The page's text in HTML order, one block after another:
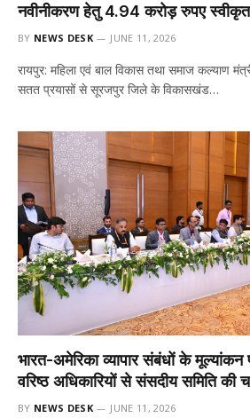
नवीनीकरण हेतु 4.94 करोड़ रुपए
BY NEWS DESK JUNE 11, 2026
रायपुर: महिला एवं बाल विकास तथा समाज कल्याण
सतत प्रयासों से सूरजपुर जिले के विकासखंड…
भारत-अमेरिका व्यापार संबंधों के
वरिष्ठ अधिकारियों से संसदीय समिति की
BY NEWS DESK JUNE 11, 2026